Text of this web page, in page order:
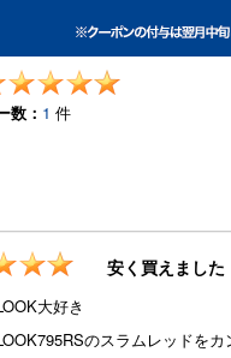
数： 1 件
安く買えました
大好き
のスラムレッドを